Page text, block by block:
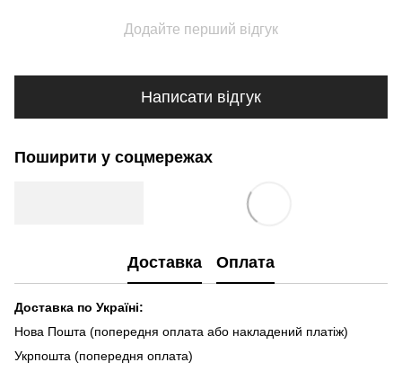
Додайте перший відгук
Написати відгук
Поширити у соцмережах
Доставка Оплата
Доставка по Україні:
Нова Пошта (попередня оплата або накладений платіж)
Укрпошта (попередня оплата)